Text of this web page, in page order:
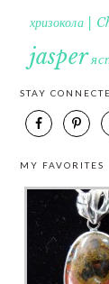
хризокола |
jasper
STAY
MY FAVORITES